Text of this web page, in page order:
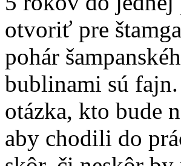
otvoriť pre
pohár
bublinami sú
otázka, kto bude
aby chodili do